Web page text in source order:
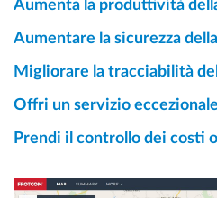
Aumenta la produttività
Aumentare la sicurezza
Migliorare la tracciabilità
Offri un servizio
Prendi il controllo dei costi